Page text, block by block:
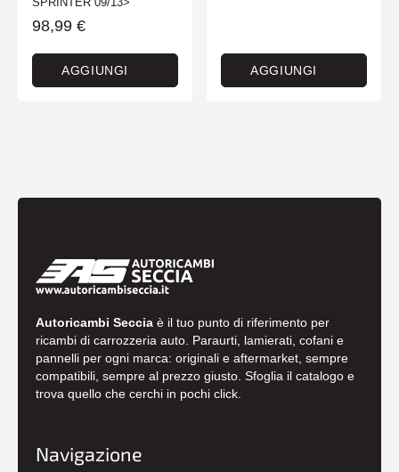
98,99 €
AGGIUNGI AGGIUNGI
Autoricambi Seccia è il tuo punto di riferimento per
ricambi di carrozzeria auto. Paraurti, lamierati, cofani e
pannelli per ogni marca: originali e aftermarket, sempre
compatibili, sempre al prezzo giusto. Sfoglia il catalogo e
trova quello che cerchi in pochi click.
Navigazione